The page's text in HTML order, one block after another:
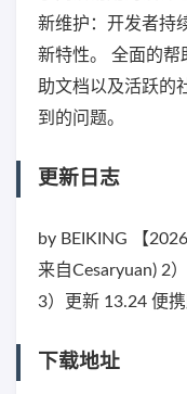
新维护：开发者持
新特性。 全面的帮
助文档以及活跃的
到的问题。
更新日志
by BEIKING 【
来自Cesaryuan) 2
3）更新 13.24 便
下载地址